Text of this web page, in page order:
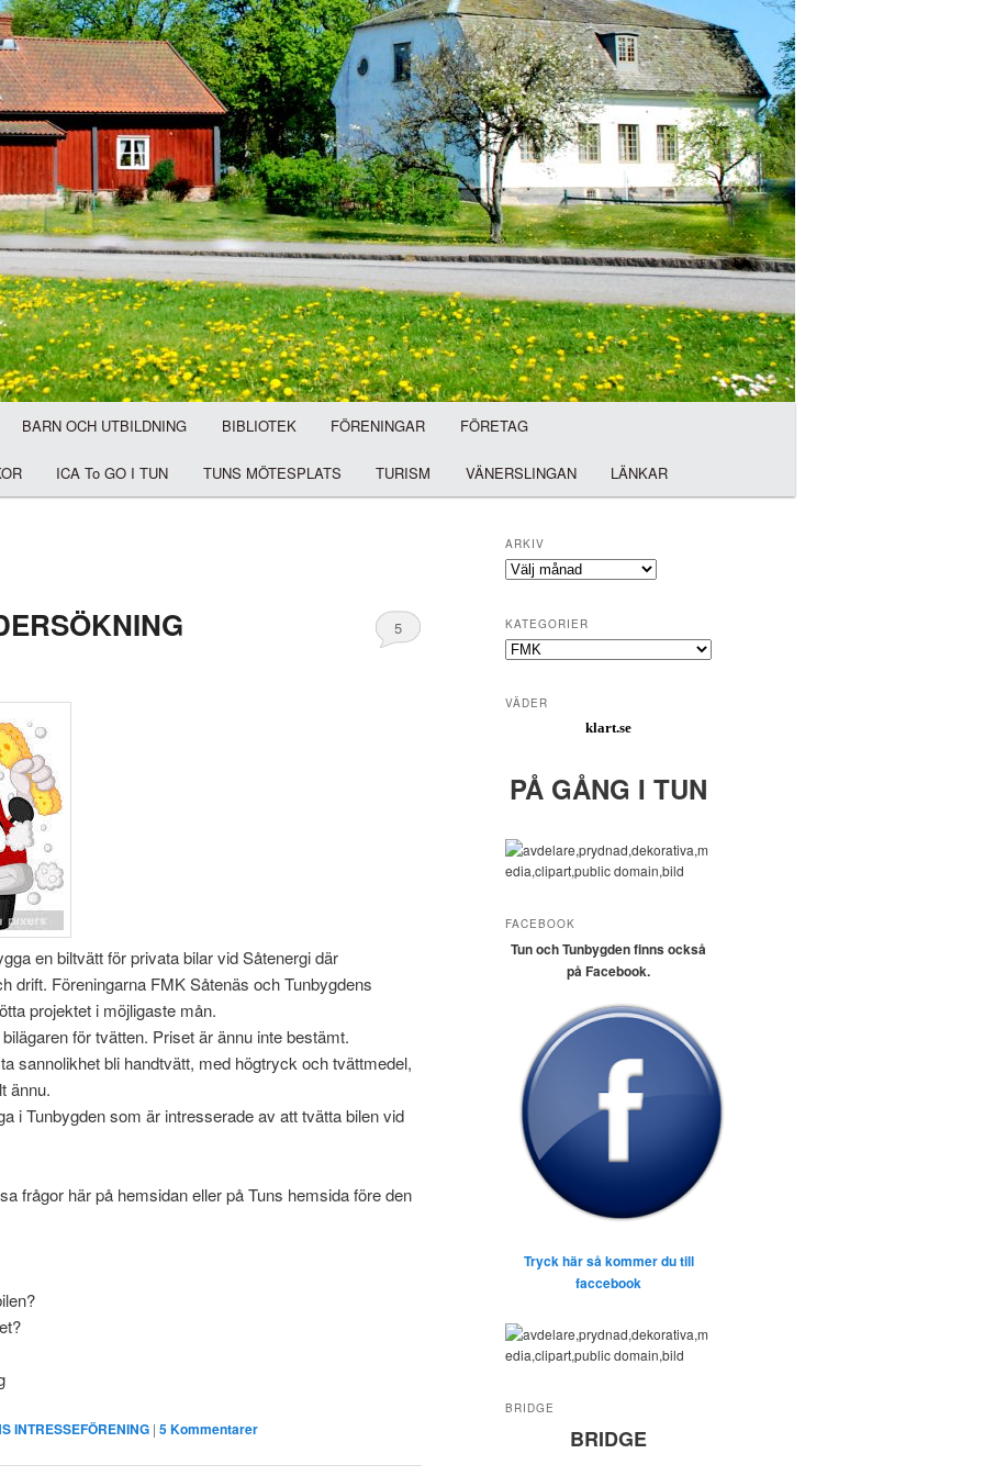
BARN OCH UTBILDNING BIBLIOTEK FÖRENINGAR FÖRETAG
ICA To GO I TUN TUNS MÖTESPLATS TURISM VÄNERSLINGAN LÄNKAR
5
en biltvätt för privata bilar vid Såtenergi där
drift. Föreningarna FMK Såtenäs och Tunbygdens
projektet i möjligaste mån.
för tvätten. Priset är ännu inte bestämt.
sannolikhet bli handtvätt, med högtryck och tvättmedel,
ännu.
i Tunbygden som är intresserade av att tvätta bilen vid
frågor här på hemsidan eller på Tuns hemsida före den
INTRESSEFÖRENING | 5Kommentarer
ARKIV
Arkiv
KATEGORIER
Kategorier
VÄDER
klart.se
PÅ GÅNG I TUN
FACEBOOK
Tun och Tunbygden finns också
på Facebook.
Tryck här så kommer du till
faccebook
BRIDGE
BRIDGE